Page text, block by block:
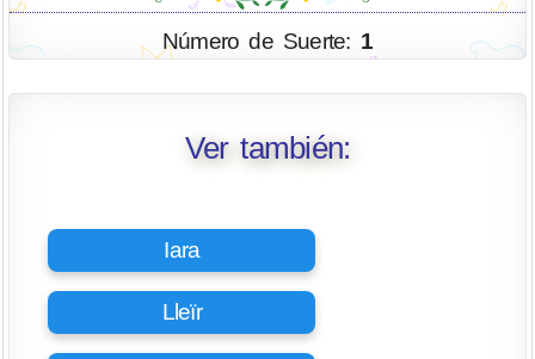
Número de Suerte: 1
Ver también:
Iara
Lleïr